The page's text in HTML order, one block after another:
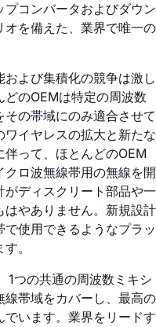
コンバータおよびダウン
オを備えた、業界で唯一の
よび集積化の競争は激し
のOEMは特定の周波数
の帯域にのみ適合させて
イヤレスの拡大と新たな
って、ほとんどのOEM
ロ波無線帯用の無線を開
ディスクリート部品や一
やありません。新規設計
使用できるようなプラッ
。
1つの共通の周波数ミキシ
線帯域をカバーし、最高の
います。業界をリードす